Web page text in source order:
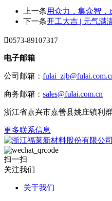
上一条用众力，集众智
下一条开工大吉 | 元气满
0573-89107317
电子邮箱
公司邮箱：
商务邮箱： sales@fulai.com.cn
浙江省嘉兴市嘉善县姚庄镇利
更多联系信息
扫一扫
关注我们
关于我们